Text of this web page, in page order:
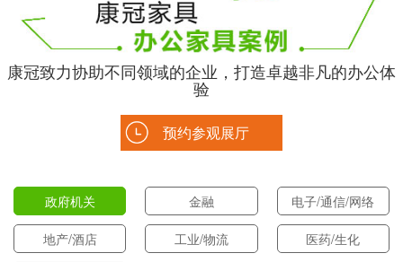
康冠致力协助不同领域的企业，打造卓越非凡的办公体
验
预约参观展厅
政府机关 金融 电子/通信/网络
地产/酒店 工业/物流 医药/生化